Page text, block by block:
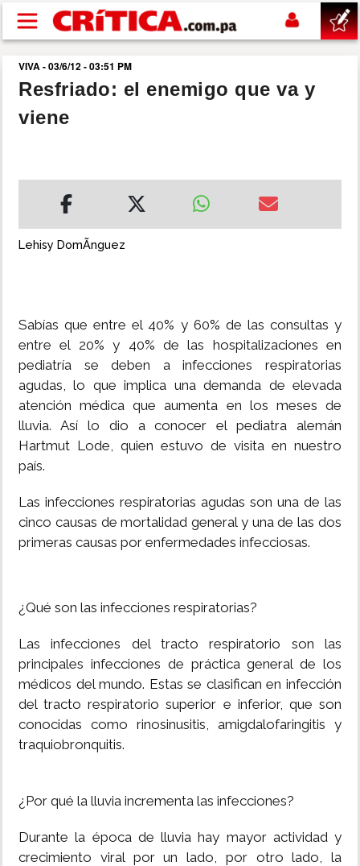
Pasar al contenido principal
buscar
SUCESOS
POLÍTICA
SHOW
MUNDO
INSÓLITAS
VIVA - 03/6/12 - 03:51 PM
Resfriado: el enemigo que va y
viene
Lehisy DomÃ­nguez
Sabías que entre el 40% y 60% de las consultas y
entre el 20% y 40% de las hospitalizaciones en
pediatría se deben a infecciones respiratorias
agudas, lo que implica una demanda de elevada
atención médica que aumenta en los meses de
lluvia. Así lo dio a conocer el pediatra alemán
Hartmut Lode, quien estuvo de visita en nuestro
país.
Las infecciones respiratorias agudas son una de las
cinco causas de mortalidad general y una de las dos
primeras causas por enfermedades infecciosas.
¿Qué son las infecciones respiratorias?
Las infecciones del tracto respiratorio son las
principales infecciones de práctica general de los
médicos del mundo. Estas se clasifican en infección
del tracto respiratorio superior e inferior, que son
conocidas como rinosinusitis, amigdalofaringitis y
traquiobronquitis.
¿Por qué la lluvia incrementa las infecciones?
Durante la época de lluvia hay mayor actividad y
crecimiento viral por un lado, por otro lado, la